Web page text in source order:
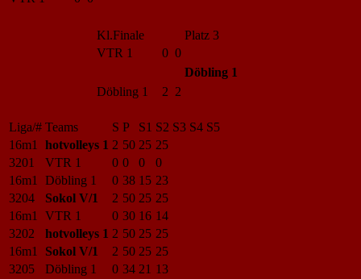
Kl.Finale
Platz 3
VTR 1
0 0
Döbling 1
Döbling 1
2 2
Liga/# Teams S P S1 S2 S3 S4 S5
16m1
hotvolleys 1 2 50 25 25
3201
VTR 1 0 0 0
0
16m1
Döbling 1 0 38 15 23
3204
Sokol V/1 2 50 25 25
16m1
VTR 1 0 30 16 14
3202
hotvolleys 1 2 50 25 25
16m1
Sokol V/1 2 50 25 25
3205
Döbling 1 0 34 21 13